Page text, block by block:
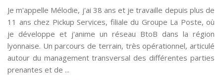
Je m'appelle Mélodie, j'ai 38 ans et je travaille depuis plus de
11 ans chez Pickup Services, filiale du Groupe La Poste, où
je développe et j'anime un réseau BtoB dans la région
lyonnaise. Un parcours de terrain, très opérationnel, articulé
autour du management transversal des différentes parties
prenantes et de ...